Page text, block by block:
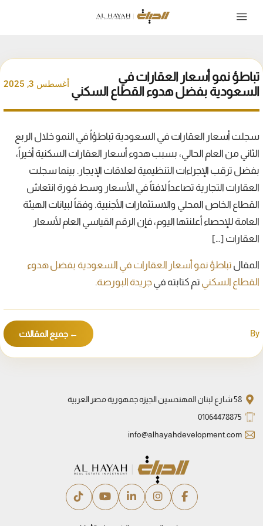
تباطؤ نمو أسعار العقارات في
السعودية بفضل هدوء القطاع السكني
أغسطس 3, 2025
سجلت أسعار العقارات في السعودية تباطؤاً في النمو خلال الربع
الثاني من العام الحالي، بسبب هدوء أسعار العقارات السكنية أخيراً،
بفضل ترقب الإجراءات التنظيمية لعلاقات الإيجار. بينما سجلت
العقارات التجارية تصاعداً لافتاً في الأسعار وسط فورة انتعاش
القطاع الخاص المحلي والاستثمارات الأجنبية. وفقاً لبيانات الهيئة
العامة للإحصاء أعلنتها اليوم، فإن الرقم القياسي العام لأسعار
العقارات […]
المقال تباطؤ نمو أسعار العقارات في السعودية بفضل هدوء
القطاع السكني تم كتابته فيجريدة البورصة.
By ← جميع المقالات
58 شارع لبنان المهندسين الجيزه جمهورية مصر العربية
01064478875
info@alhayahdevelopment.com